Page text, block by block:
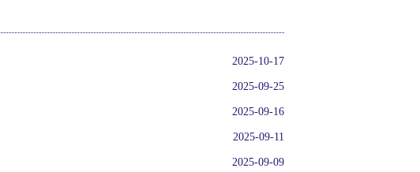
2025-10-17
2025-09-25
2025-09-16
2025-09-11
2025-09-09